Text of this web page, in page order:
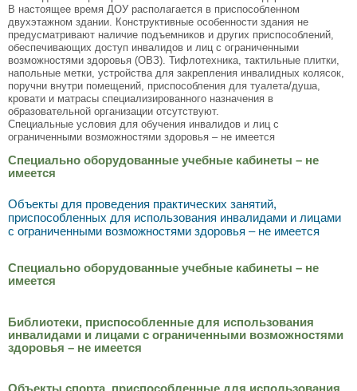
В настоящее время ДОУ располагается в приспособленном
двухэтажном здании. Конструктивные особенности здания не
предусматривают наличие подъемников и других приспособлений,
обеспечивающих доступ инвалидов и лиц с ограниченными
возможностями здоровья (ОВЗ). Тифлотехника, тактильные плитки,
напольные метки, устройства для закрепления инвалидных колясок,
поручни внутри помещений, приспособления для туалета/душа,
кровати и матрасы специализированного назначения в
образовательной организации отсутствуют.
Специальные условия для обучения инвалидов и лиц с
ограниченными возможностями здоровья – не имеется
Специально оборудованные учебные кабинеты – не
имеется
Объекты для проведения практических занятий,
приспособленных для использования инвалидами и лицами
с ограниченными возможностями здоровья – не имеется
Специально оборудованные учебные кабинеты – не
имеется
Библиотеки, приспособленные для использования
инвалидами и лицами с ограниченными возможностями
здоровья – не имеется